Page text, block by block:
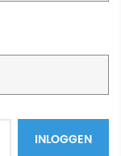
INLOGGEN